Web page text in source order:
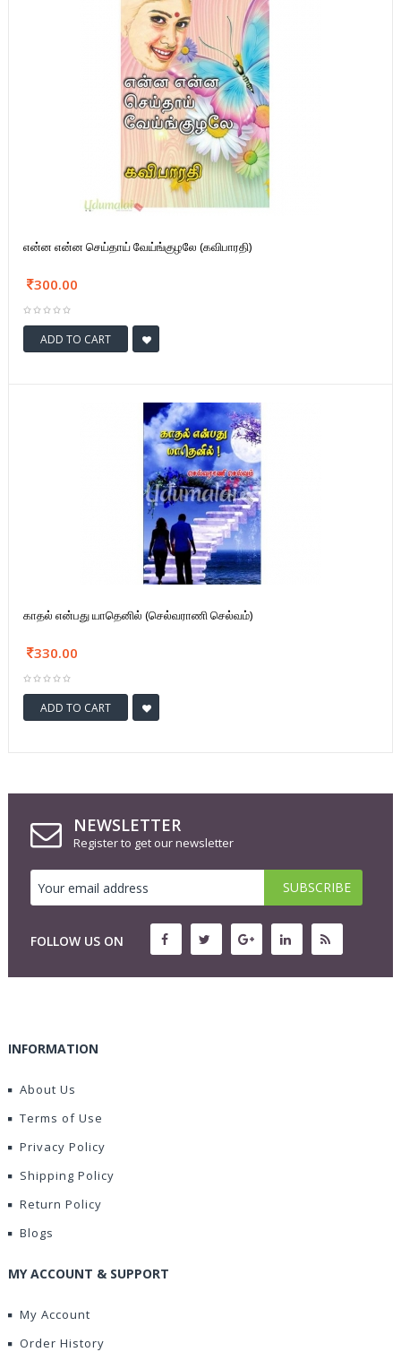
என்ன என்ன செய்தாய் வேய்ங்குழலே (கவிபாரதி)
300.00
ADD TO CART
காதல் என்பது யாதெனில் (செல்வராணி செல்வம்)
330.00
ADD TO CART
NEWSLETTER
Register to get our newsletter
FOLLOW US ON
INFORMATION
About Us
Terms of Use
Privacy Policy
Shipping Policy
Return Policy
Blogs
MY ACCOUNT & SUPPORT
My Account
Order History